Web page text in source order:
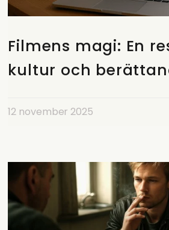
Filmens magi: En
kultur och
12 november 2025